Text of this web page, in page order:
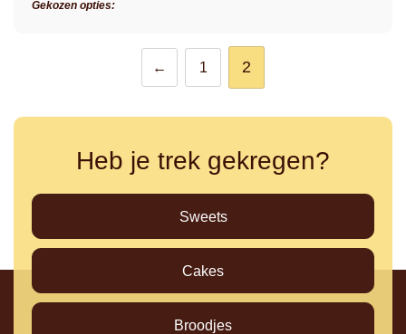
Gekozen opties:
← 1 2
Heb je trek gekregen?
Sweets
Cakes
Broodjes